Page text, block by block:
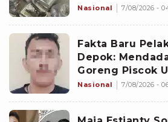
Sejak 2020
Nasional 7/08/2026 -
Fakta Baru
Depok:
Goreng Piscok
Interview di Mal
Nasional 7/08/2026 -